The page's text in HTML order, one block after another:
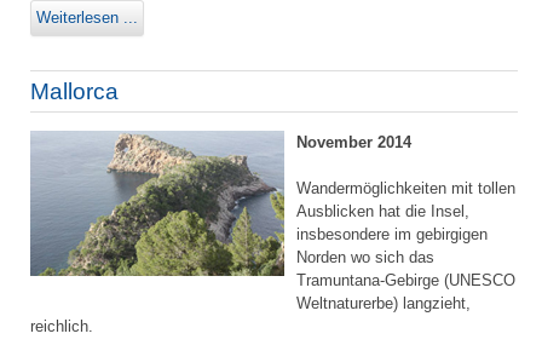
Weiterlesen ...
Mallorca
November 2014
Wandermöglichkeiten mit tollen
Ausblicken hat die Insel,
insbesondere im gebirgigen
Norden wo sich das
Tramuntana-Gebirge (UNESCO
Weltnaturerbe) langzieht,
reichlich.